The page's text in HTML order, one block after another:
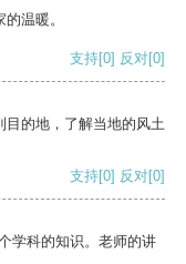
温暖。
支持[0] 反对[0]
目的地，了解当地的风土
支持[0] 反对[0]
学科的知识。老师的讲